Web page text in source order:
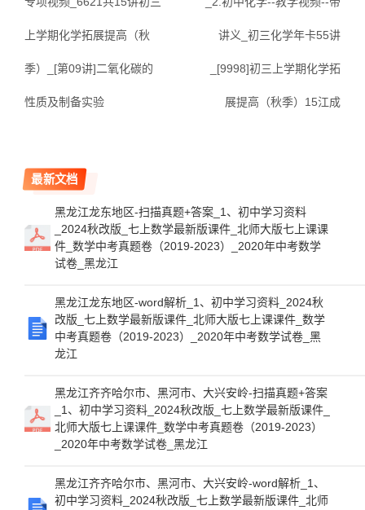
上学期化学拓展提高（秋
季）_[第09讲]二氧化碳的
性质及制备实验
讲义_初三化学年卡55讲
_[9998]初三上学期化学拓
展提高（秋季）15江成
最新文档
黑龙江龙东地区-扫描真题+答案_1、初中学习资料
_2024秋改版_七上数学最新版课件_北师大版七上课课
件_数学中考真题卷（2019-2023）_2020年中考数学
试卷_黑龙江
黑龙江龙东地区-word解析_1、初中学习资料_2024秋
改版_七上数学最新版课件_北师大版七上课课件_数学
中考真题卷（2019-2023）_2020年中考数学试卷_黑
龙江
黑龙江齐齐哈尔市、黑河市、大兴安岭-扫描真题+答案
_1、初中学习资料_2024秋改版_七上数学最新版课件_
北师大版七上课课件_数学中考真题卷（2019-2023）
_2020年中考数学试卷_黑龙江
黑龙江齐齐哈尔市、黑河市、大兴安岭-word解析_1、
初中学习资料_2024秋改版_七上数学最新版课件_北师